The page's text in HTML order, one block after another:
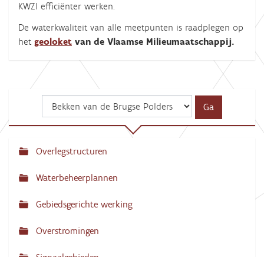
KWZI efficiënter werken.
De waterkwaliteit van alle meetpunten is raadplegen op
het geoloket van de Vlaamse Milieumaatschappij.
N
a
i
g
Overlegstructuren
Waterbeheerplannen
Gebiedsgerichte werking
Overstromingen